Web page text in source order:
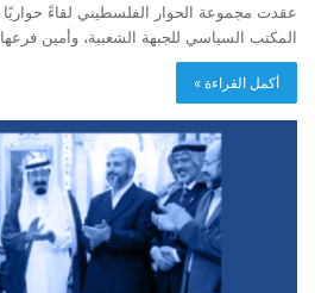
عقدت مجموعة الحوار الفلسطيني لقاءً
المكتب السياسي للجبهة الشعبية، وأمين
أكمل القراءة »